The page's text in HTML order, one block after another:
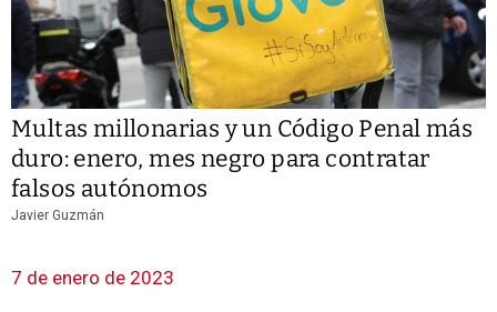
Multas millonarias y un Código Penal más
duro: enero, mes negro para contratar
falsos autónomos
Javier Guzmán
7 de enero de 2023